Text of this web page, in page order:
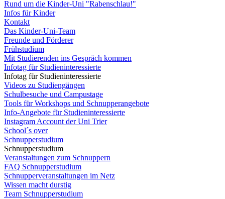
Rund um die Kinder-Uni "Rabenschlau!"
Infos für Kinder
Kontakt
Das Kinder-Uni-Team
Freunde und Förderer
Frühstudium
Mit Studierenden ins Gespräch kommen
Infotag für Studieninteressierte
Infotag für Studieninteressierte
Videos zu Studiengängen
Schulbesuche und Campustage
Tools für Workshops und Schnupperangebote
Info-Angebote für Studieninteressierte
Instagram Account der Uni Trier
School´s over
Schnupperstudium
Schnupperstudium
Veranstaltungen zum Schnuppern
FAQ Schnupperstudium
Schnupperveranstaltungen im Netz
Wissen macht durstig
Team Schnupperstudium